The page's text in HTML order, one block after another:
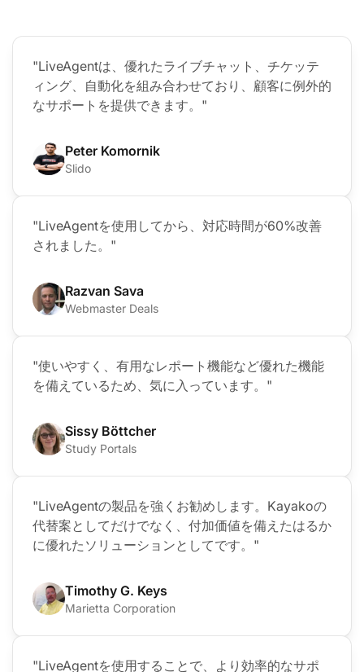
"LiveAgentは、優れたライブチャット、チケッテ
ィング、自動化を組み合わせており、顧客に例外的
なサポートを提供できます。"
Peter Komornik
Slido
"LiveAgentを使用してから、対応時間が60%改善
されました。"
Razvan Sava
Webmaster Deals
"使いやすく、有用なレポート機能など優れた機能
を備えているため、気に入っています。"
Sissy Böttcher
Study Portals
"LiveAgentの製品を強くお勧めします。Kayakoの
代替案としてだけでなく、付加価値を備えたはるか
に優れたソリューションとしてです。"
Timothy G. Keys
Marietta Corporation
"LiveAgentを使用することで、より効率的なサポ